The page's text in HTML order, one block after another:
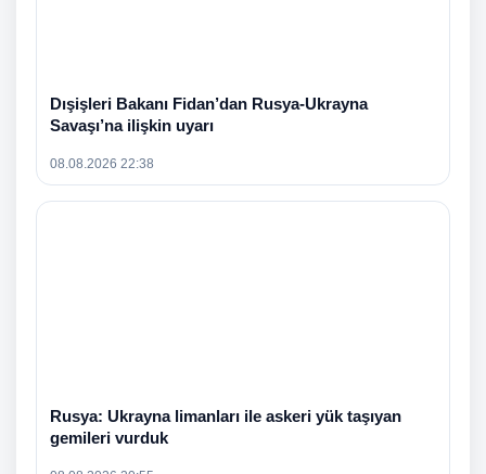
Dışişleri Bakanı Fidan’dan Rusya-Ukrayna
Savaşı’na ilişkin uyarı
08.08.2026 22:38
Rusya: Ukrayna limanları ile askeri yük taşıyan
gemileri vurduk